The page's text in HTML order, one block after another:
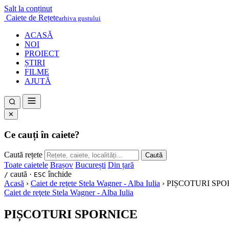
Salt la conținut
Caiete de Rețetearhiva gustului
ACASĂ
NOI
PROIECT
ȘTIRI
FILME
AJUTĂ
✕
Ce cauți în caiete?
Caută rețete Caută
Toate caietele Brașov București Din țară
/ caută · ESC închide
Acasă › Caiet de reţete Stela Wagner - Alba Iulia › PIȘCOTURI
Caiet de reţete Stela Wagner - Alba Iulia
PIȘCOTURI SPORNICE